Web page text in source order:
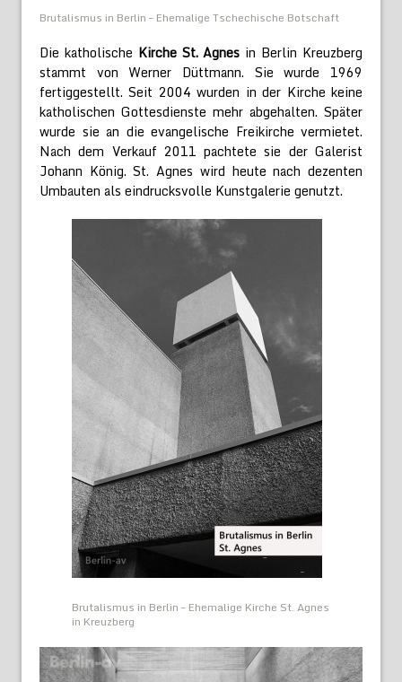
Brutalismus in Berlin – Ehemalige Tschechische Botschaft
Die katholische Kirche St. Agnes in Berlin Kreuzberg
stammt von Werner Düttmann. Sie wurde 1969
fertiggestellt. Seit 2004 wurden in der Kirche keine
katholischen Gottesdienste mehr abgehalten. Später
wurde sie an die evangelische Freikirche vermietet.
Nach dem Verkauf 2011 pachtete sie der Galerist
Johann König. St. Agnes wird heute nach dezenten
Umbauten als eindrucksvolle Kunstgalerie genutzt.
Brutalismus in Berlin – Ehemalige Kirche St. Agnes
in Kreuzberg